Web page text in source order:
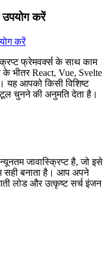
उपयोग करें
करें
फ्रेमवर्क्स के साथ काम
भीतर React, Vue, Svelte
आपको किसी विशिष्ट
चुनने की अनुमति देता है।
जावास्क्रिप्ट है, जो इसे
सही बनाता है। आप अपने
लोड और उत्कृष्ट सर्च इंजन